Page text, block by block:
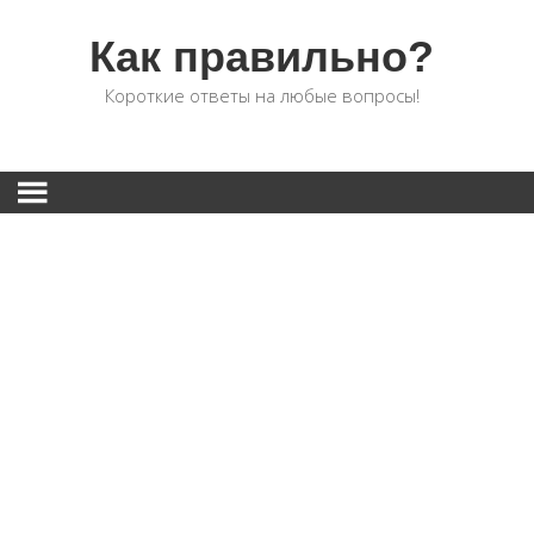
Как правильно?
Короткие ответы на любые вопросы!